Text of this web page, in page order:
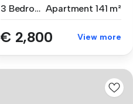
3 Bedrooms Apartment 141 m²
€ 2,800 View more